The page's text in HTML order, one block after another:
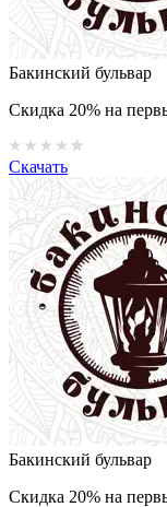
Бакинский бульвар
Скидка 20% на
Скачать
Бакинский бульвар
Скидка 20% на